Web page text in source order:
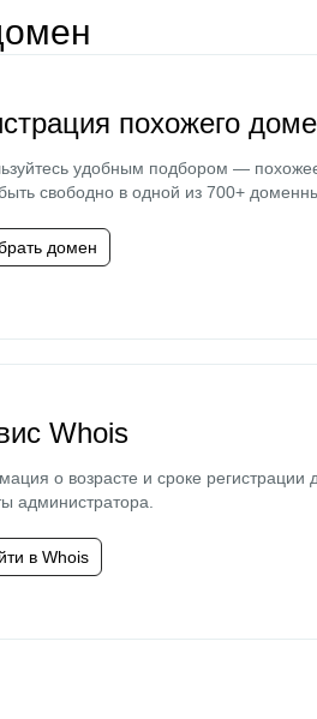
похожего
удобным подбором —
свободно в одной из 700+
домен
Whois
о возрасте и сроке регистрации
администратора.
в Whois